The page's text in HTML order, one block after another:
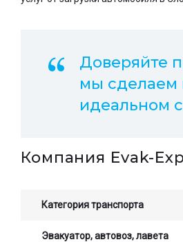
Доверяйте
мы сделаем
идеальном
Компания Evak-
Категория транспорта
Эвакуатор, автовоз, лавета